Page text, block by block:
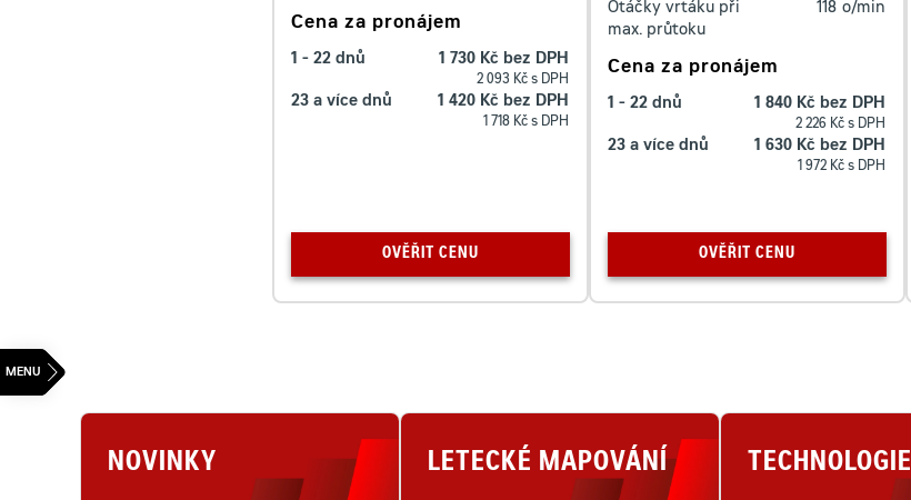
Cena za pronájem
1 - 22 dnů 1 730 Kč bez DPH
2 093 Kč s DPH
23 a více dnů 1 420 Kč bez DPH
1 718 Kč s DPH
OVĚŘIT CENU
Otáčky vrtáku při
max. průtoku
118 o/min
Cena za pronájem
1 - 22 dnů 1 840 Kč bez DPH
2 226 Kč s DPH
23 a více dnů 1 630 Kč bez DPH
1 972 Kč s DPH
OVĚŘIT CENU
NOVINKY LETECKÉ MAPOVÁNÍ TECHNOLOGIE